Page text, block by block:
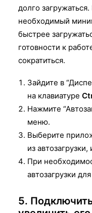
долго загружаться.
необходимый
быстрее
готовности к
сократиться.
Зайдите в
на клавиатуре
Нажмите
меню.
Выберите
из
При
автозагрузки
5.